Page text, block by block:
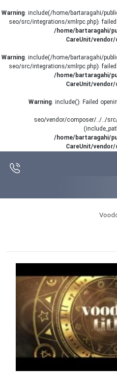
Warning: include(/home/bartaragahi/
seo/src/integrations/xmlrpc.php):
/home/bartaragahi/
CareUnit/
Warning: include(/home/bartaragahi/
seo/src/integrations/xmlrpc.php):
/home/bartaragahi/
CareUnit/
Warning: include(): Failed
seo/vendor/composer/../../
/home/bartaragahi/
CareUnit/